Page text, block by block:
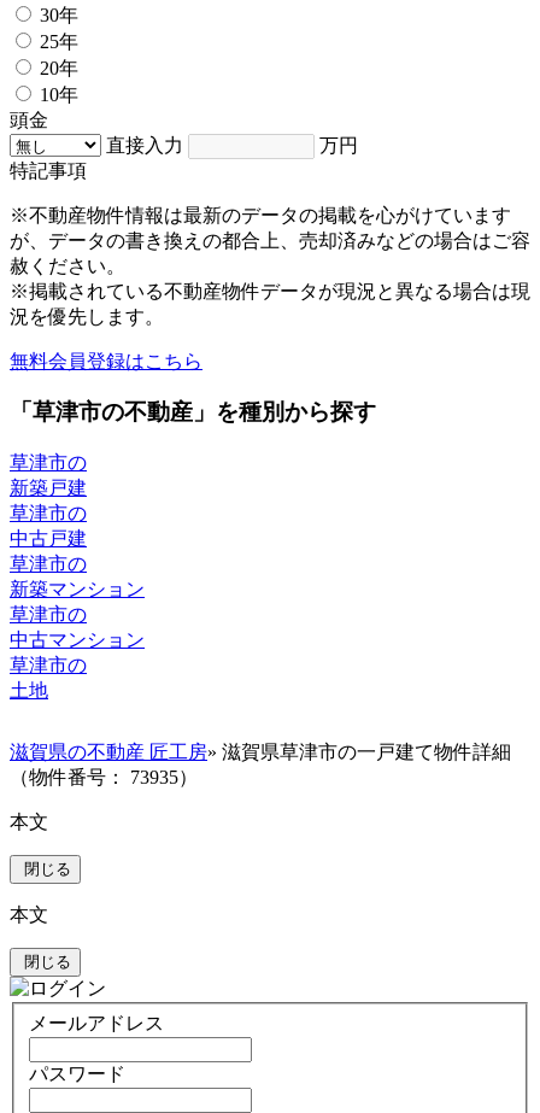
30年
25年
20年
10年
頭金
直接入力
万円
特記事項
※不動産物件情報は最新のデータの掲載を心がけています
が、データの書き換えの都合上、売却済みなどの場合はご容
赦ください。
※掲載されている不動産物件データが現況と異なる場合は現
況を優先します。
無料会員登録はこちら
「草津市の不動産」を種別から探す
草津市の
新築戸建
草津市の
中古戸建
草津市の
新築マンション
草津市の
中古マンション
草津市の
土地
滋賀県の不動産 匠工房» 滋賀県草津市の一戸建て物件詳細
（物件番号： 73935）
本文
閉じる
本文
閉じる
メールアドレス
パスワード